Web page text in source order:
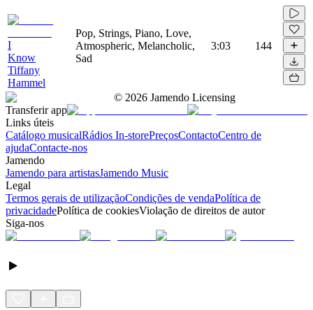
I
Know
Tiffany
Hammel
Pop, Strings, Piano, Love,
Atmospheric, Melancholic,
Sad
3:03 144
© 2026 Jamendo Licensing
Transferir app
Links úteis
Catálogo musicalRádios In-storePreçosContactoCentro de
ajudaContacte-nos
Jamendo
Jamendo para artistasJamendo Music
Legal
Termos gerais de utilizaçãoCondições de vendaPolítica de
privacidadePolítica de cookiesViolação de direitos de autor
Siga-nos